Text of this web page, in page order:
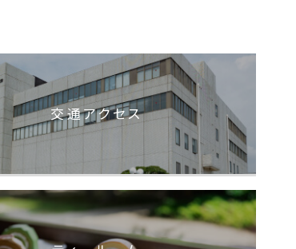
交通アクセス